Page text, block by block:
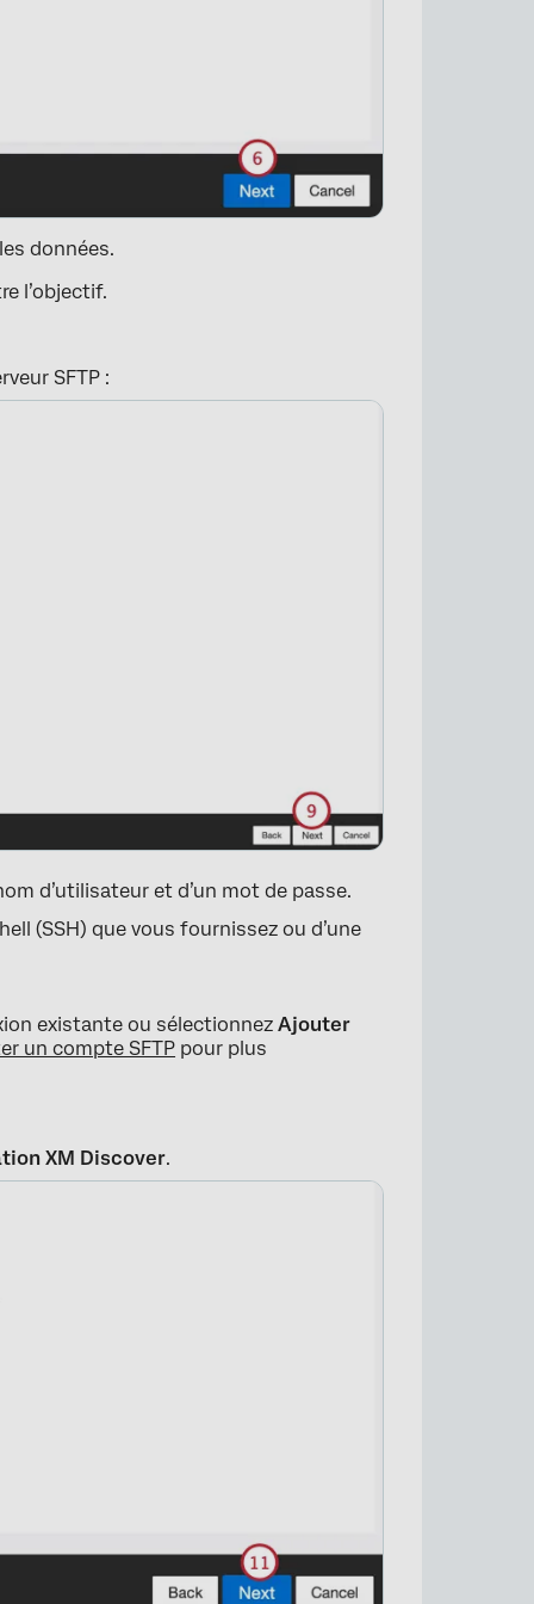
données.
l’objectif.
SFTP :
d’utilisateur et d’un mot de passe.
(SSH) que vous fournissez ou d’une
existante ou sélectionnezAjouter
un compte SFTP pour plus
XM Discover.